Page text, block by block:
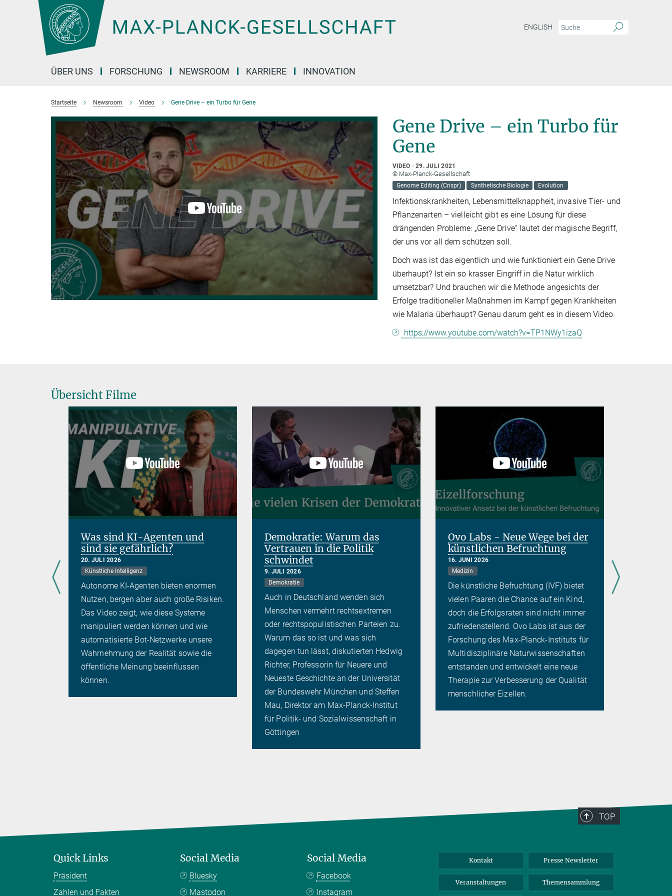
Hauptinhalt
ENGLISH
ÜBER UNS FORSCHUNG NEWSROOM KARRIERE INNOVATION
Startseite Newsroom Video Gene Drive – ein Turbo für Gene
Gene Drive – ein Turbo für
Gene
VIDEO 29. JULI 2021
© Max-Planck-Gesellschaft
Genome Editing (Crispr) Synthetische Biologie Evolution
Infektionskrankheiten, Lebensmittelknappheit, invasive Tier- und
Pflanzenarten – vielleicht gibt es eine Lösung für diese
drängenden Probleme: „Gene Drive“ lautet der magische Begriff,
der uns vor all dem schützen soll.
Doch was ist das eigentlich und wie funktioniert ein Gene Drive
überhaupt? Ist ein so krasser Eingriff in die Natur wirklich
umsetzbar? Und brauchen wir die Methode angesichts der
Erfolge traditioneller Maßnahmen im Kampf gegen Krankheiten
wie Malaria überhaupt? Genau darum geht es in diesem Video.
https://www.youtube.com/watch?v=TP1NWy1izaQ
Übersicht Filme
Was sind KI-Agenten und
sind sie gefährlich?
20. JULI 2026
Künstliche Intelligenz
Autonome KI-Agenten bieten enormen
Nutzen, bergen aber auch große Risiken.
Das Video zeigt, wie diese Systeme
manipuliert werden können und wie
automatisierte Bot-Netzwerke unsere
Wahrnehmung der Realität sowie die
öffentliche Meinung beeinflussen
können.
Demokratie: Warum das
Vertrauen in die Politik
schwindet
9. JULI 2026
Demokratie
Auch in Deutschland wenden sich
Menschen vermehrt rechtsextremen
oder rechtspopulistischen Parteien zu.
Warum das so ist und was sich
dagegen tun lässt, diskutierten Hedwig
Richter, Professorin für Neuere und
Neueste Geschichte an der Universität
der Bundeswehr München und Steffen
Mau, Direktor am Max-Planck-Institut
für Politik- und Sozialwissenschaft in
Göttingen
Ovo Labs - Neue Wege bei der
künstlichen Befruchtung
16. JUNI 2026
Medizin
Die künstliche Befruchtung (IVF) bietet
vielen Paaren die Chance auf ein Kind,
doch die Erfolgsraten sind nicht immer
zufriedenstellend. Ovo Labs ist aus der
Forschung des Max-Planck-Instituts für
Multidisziplinäre Naturwissenschaften
entstanden und entwickelt eine neue
Therapie zur Verbesserung der Qualität
menschlicher Eizellen.
TOP
Quick Links
Präsident
Zahlen und Fakten
Social Media
Bluesky
Mastodon
Social Media
Facebook
Instagram
Kontakt Presse Newsletter
Veranstaltungen Themensammlung